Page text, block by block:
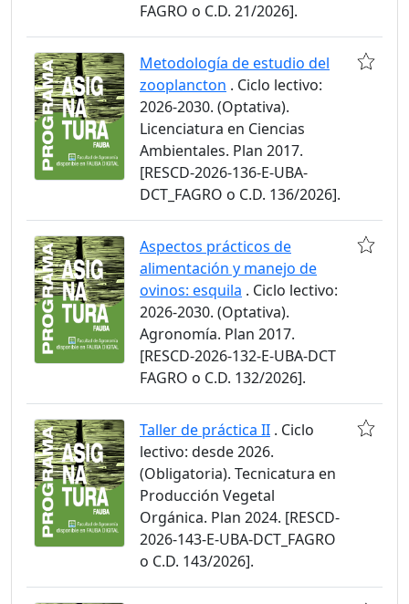
FAGRO o C.D. 21/2026].
Metodología de estudio del
zooplancton . Ciclo lectivo:
2026-2030. (Optativa).
Licenciatura en Ciencias
Ambientales. Plan 2017.
[RESCD-2026-136-E-UBA-
DCT_FAGRO o C.D. 136/2026].
Aspectos prácticos de
alimentación y manejo de
ovinos: esquila . Ciclo lectivo:
2026-2030. (Optativa).
Agronomía. Plan 2017.
[RESCD-2026-132-E-UBA-DCT
FAGRO o C.D. 132/2026].
Taller de práctica II . Ciclo
lectivo: desde 2026.
(Obligatoria). Tecnicatura en
Producción Vegetal
Orgánica. Plan 2024. [RESCD-
2026-143-E-UBA-DCT_FAGRO
o C.D. 143/2026].